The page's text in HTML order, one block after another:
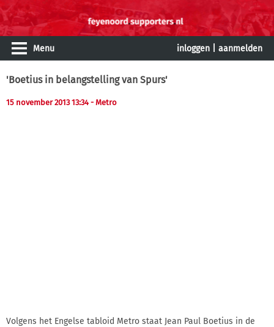
Menu inloggen aanmelden
'Boetius in belangstelling van Spurs'
15 november 2013 13:34 - Metro
Volgens het Engelse tabloid Metro staat Jean Paul Boetius in de